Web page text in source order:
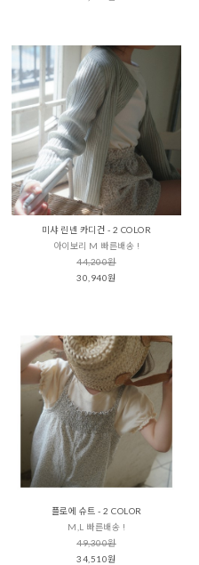
미샤 린넨 카디건 - 2 COLOR
아이보리 M 빠른배송 !
44,200원
30,940원
플로에 슈트 - 2 COLOR
M,L 빠른배송 !
49,300원
34,510원